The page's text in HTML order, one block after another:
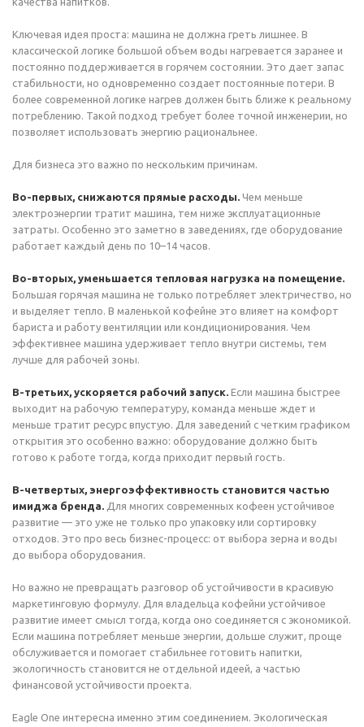
Ключевая идея проста: машина не должна греть лишнее. В
классической логике большой объем воды нагревается заранее и
постоянно поддерживается в горячем состоянии. Это дает запас
стабильности, но одновременно создает постоянные потери. В
более современной логике нагрев должен быть ближе к реальному
потреблению. Такой подход требует более точной инженерии, но
позволяет использовать энергию рациональнее.
Для бизнеса это важно по нескольким причинам.
Во-первых, снижаются прямые расходы. Чем меньше
электроэнергии тратит машина, тем ниже эксплуатационные
затраты. Особенно это заметно в заведениях, где оборудование
работает каждый день по 10–14 часов.
Во-вторых, уменьшается тепловая нагрузка на помещение.
Большая горячая машина не только потребляет электричество, но
и выделяет тепло. В маленькой кофейне это влияет на комфорт
бариста и работу вентиляции или кондиционирования. Чем
эффективнее машина удерживает тепло внутри системы, тем
лучше для рабочей зоны.
В-третьих, ускоряется рабочий запуск. Если машина быстрее
выходит на рабочую температуру, команда меньше ждет и
меньше тратит ресурс впустую. Для заведений с четким графиком
открытия это особенно важно: оборудование должно быть
готово к работе тогда, когда приходит первый гость.
В-четвертых, энергоэффективность становится частью
имиджа бренда. Для многих современных кофеен устойчивое
развитие — это уже не только про упаковку или сортировку
отходов. Это про весь бизнес-процесс: от выбора зерна и воды
до выбора оборудования.
Но важно не превращать разговор об устойчивости в красивую
маркетинговую формулу. Для владельца кофейни устойчивое
развитие имеет смысл тогда, когда оно соединяется с экономикой.
Если машина потребляет меньше энергии, дольше служит, проще
обслуживается и помогает стабильнее готовить напитки,
экологичность становится не отдельной идеей, а частью
финансовой устойчивости проекта.
Eagle One интересна именно этим соединением. Экологическая